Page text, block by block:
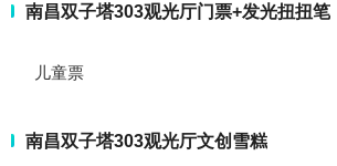
南昌双子塔303观光厅门票+发光扭扭笔
儿童票
南昌双子塔303观光厅文创雪糕